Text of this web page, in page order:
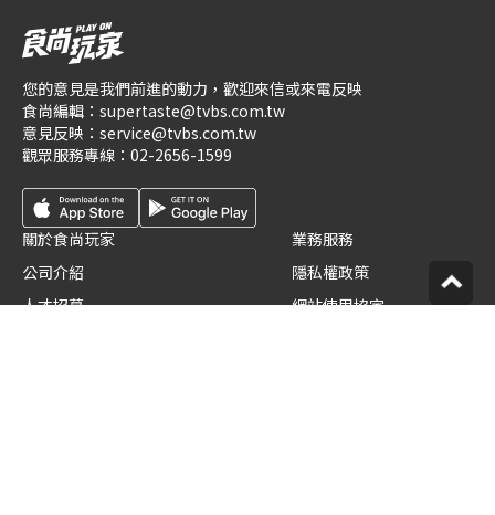
您的意見是我們前進的動力，歡迎來信或來電反映
食尚編輯： supertaste@tvbs.com.tw
意見反映： service@tvbs.com.tw
觀眾服務專線： 02-2656-1599
關於食尚玩家
公司介紹
人才招募
業務服務
隱私權政策
網站使用協定